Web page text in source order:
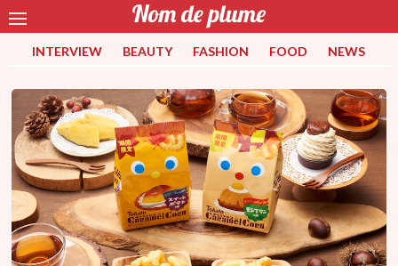
INTERVIEW BEAUTY FASHION FOOD NEWS